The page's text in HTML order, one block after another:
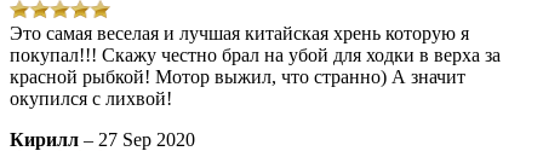
Это самая веселая и лучшая китайская хрень которую я
покупал!!! Скажу честно брал на убой для ходки в верха за
красной рыбкой! Мотор выжил, что странно) А значит
окупился с лихвой!
Кирилл – 27 Sep 2020